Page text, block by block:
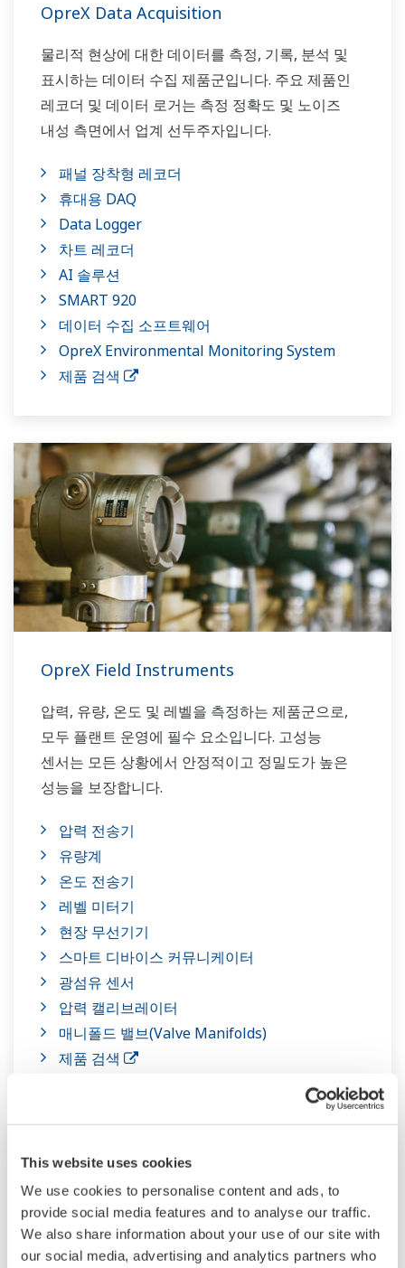
This website uses cookies
We use cookies to personalise content and ads, to
provide social media features and to analyse our traffic.
We also share information about your use of our site with
our social media, advertising and analytics partners who
OpreX Data Acquisition
물리적 현상에 대한 데이터를 측정, 기록, 분석 및
표시하는 데이터 수집 제품군입니다. 주요 제품인
레코더 및 데이터 로거는 측정 정확도 및 노이즈
내성 측면에서 업계 선두주자입니다.
패널 장착형 레코더
휴대용 DAQ
Data Logger
차트 레코더
AI 솔루션
SMART 920
데이터 수집 소프트웨어
OpreX Environmental Monitoring System
제품 검색
OpreX Field Instruments
압력, 유량, 온도 및 레벨을 측정하는 제품군으로,
모두 플랜트 운영에 필수 요소입니다. 고성능
센서는 모든 상황에서 안정적이고 정밀도가 높은
성능을 보장합니다.
압력 전송기
유량계
온도 전송기
레벨 미터기
현장 무선기기
스마트 디바이스 커뮤니케이터
광섬유 센서
압력 캘리브레이터
매니폴드 밸브(Valve Manifolds)
제품 검색